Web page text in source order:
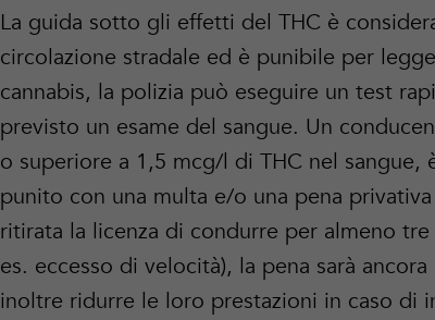
La guida sotto gli effetti del THC è
circolazione stradale ed è punibile per
cannabis, la polizia può eseguire un test
previsto un esame del sangue. Un
o superiore a 1,5 mcg/l di THC nel
punito con una multa e/o una pena
ritirata la licenza di condurre per almeno
es. eccesso di velocità), la pena sarà
inoltre ridurre le loro prestazioni in caso di